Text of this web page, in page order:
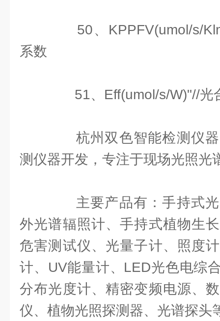
50、KPPFV(umol/s/
系数
51、Eff(umol/s/W)"//光
杭州双色智能检测仪器
测仪器开发，专注于现场光照光
主要产品有：手持式光
外光谱辐照计、手持式植物生
危害测试仪、光量子计、照度
计、UV能量计、LED光色电综
分布光度计、精密变频电源、
仪、植物光照探测器、光谱探头